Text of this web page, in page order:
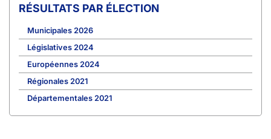
RÉSULTATS PAR ÉLECTION
Municipales 2026
Législatives 2024
Européennes 2024
Régionales 2021
Départementales 2021